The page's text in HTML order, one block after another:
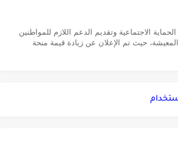
الاجتماعية وتقديم الدعم اللازم للمواطنين
حيث تم الإعلان عن زيادة قيمة منحة